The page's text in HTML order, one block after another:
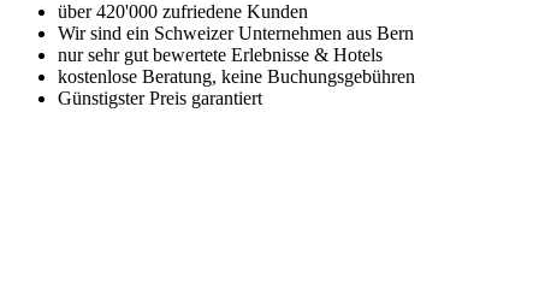
über 420'000 zufriedene Kunden
Wir sind ein Schweizer Unternehmen aus Bern
nur sehr gut bewertete Erlebnisse & Hotels
kostenlose Beratung, keine Buchungsgebühren
Günstigster Preis garantiert